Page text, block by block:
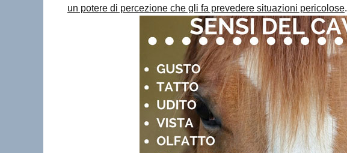
un potere di percezione che gli fa prevedere situazioni pericolose.